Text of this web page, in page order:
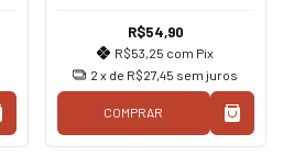
R$54,90
R$53,25 com Pix
2 x de R$27,45 sem juros
COMPRAR